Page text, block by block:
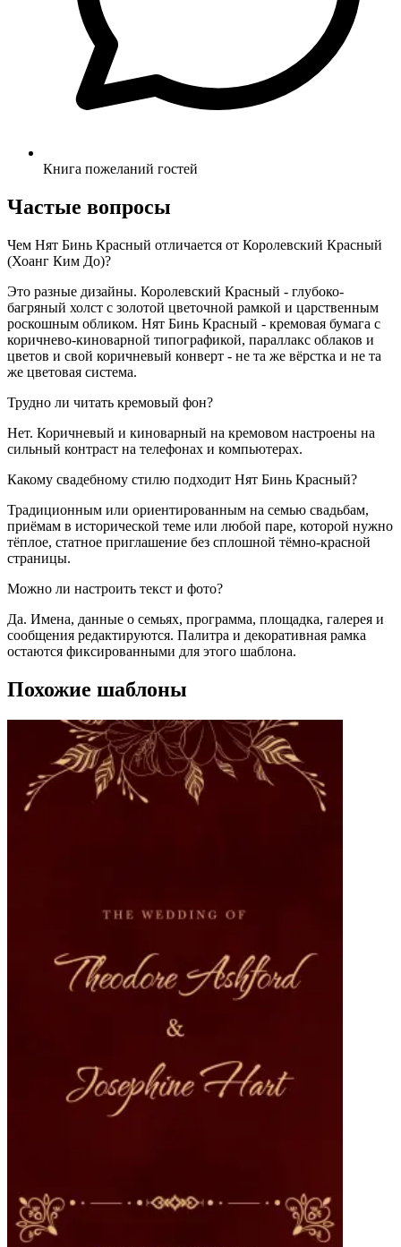
Книга пожеланий гостей
Частые вопросы
Чем Нят Бинь Красный отличается от Королевский Красный
(Хоанг Ким До)?
Это разные дизайны. Королевский Красный - глубоко-
багряный холст с золотой цветочной рамкой и царственным
роскошным обликом. Нят Бинь Красный - кремовая бумага с
коричнево-киноварной типографикой, параллакс облаков и
цветов и свой коричневый конверт - не та же вёрстка и не та
же цветовая система.
Трудно ли читать кремовый фон?
Нет. Коричневый и киноварный на кремовом настроены на
сильный контраст на телефонах и компьютерах.
Какому свадебному стилю подходит Нят Бинь Красный?
Традиционным или ориентированным на семью свадьбам,
приёмам в исторической теме или любой паре, которой нужно
тёплое, статное приглашение без сплошной тёмно-красной
страницы.
Можно ли настроить текст и фото?
Да. Имена, данные о семьях, программа, площадка, галерея и
сообщения редактируются. Палитра и декоративная рамка
остаются фиксированными для этого шаблона.
Похожие шаблоны